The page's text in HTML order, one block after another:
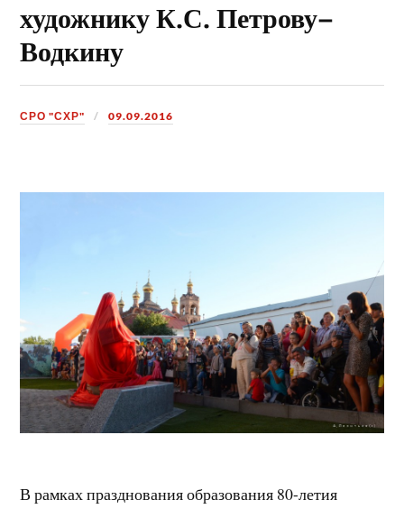
художнику К.С. Петрову–
Водкину
СРО "СХР" 09.09.2016
В рамках празднования образования 80-летия